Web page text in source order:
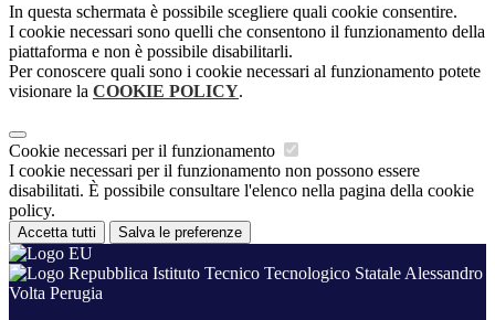
In questa schermata è possibile scegliere quali cookie consentire.
I cookie necessari sono quelli che consentono il funzionamento della
piattaforma e non è possibile disabilitarli.
Per conoscere quali sono i cookie necessari al funzionamento potete
visionare la COOKIE POLICY.
Cookie necessari per il funzionamento
I cookie necessari per il funzionamento non possono essere
disabilitati. È possibile consultare l'elenco nella pagina della cookie
policy.
Accetta tutti Salva le preferenze
Istituto Tecnico Tecnologico Statale Alessandro
Volta Perugia